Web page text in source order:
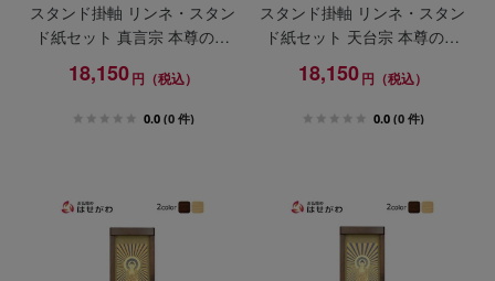
スタンド掛軸 リンネ・スタン
ド紙セット 真言宗 本尊のみ
小
18,150円（税込）
0.0 (0 件)
スタンド掛軸 リンネ・スタン
ド紙セット 天台宗 本尊のみ
小
18,150円（税込）
0.0 (0 件)